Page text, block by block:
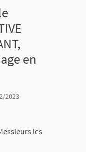
en
2023
les